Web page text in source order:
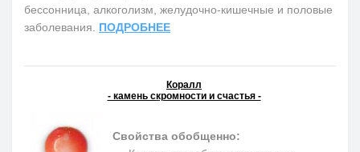
бессонница, алкоголизм, желудочно-кишечные и половые
заболевания. ПОДРОБНЕЕ
Коралл
- камень скромности и счастья -
Свойства обобщенно: